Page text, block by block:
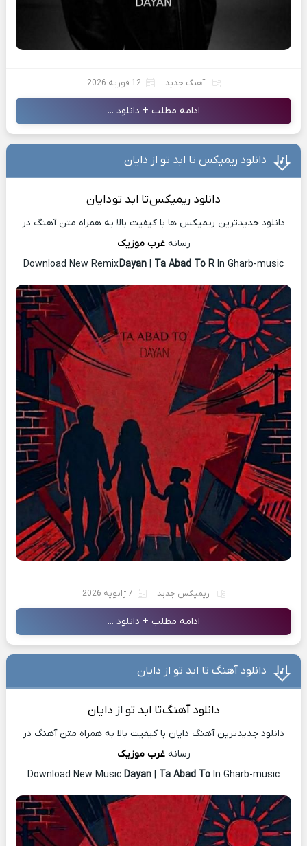
آهنگ جدید 12 فوریه 2026
ادامه مطلب + دانلود ...
دانلود ریمیکس تا ابد تو از دایان
دانلود ریمیکستا ابد تودایان
دانلود جدیدترین ریمیکس ها با کیفیت بالا به همراه متن آهنگ در
رسانهغرب موزیک
Download New RemixDayan | Ta Abad To R In Gharb-music
ریمیکس جدید 7 ژانویه 2026
ادامه مطلب + دانلود ...
دانلود آهنگ تا ابد تو از دایان
دانلود آهنگتا ابد تو از دایان
دانلود جدیدترین آهنگ دایان با کیفیت بالا به همراه متن آهنگ در
رسانهغرب موزیک
Download New Music Dayan | Ta Abad To In Gharb-music